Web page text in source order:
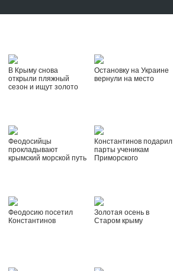
В Крыму снова
открыли пляжный
сезон и ищут золото
Остановку на Украине
вернули на место
Феодосийцы
прокладывают
крымский морской путь
Константинов подарил
парты ученикам
Приморского
Феодосию посетил
Константинов
Золотая осень в
Старом крыму